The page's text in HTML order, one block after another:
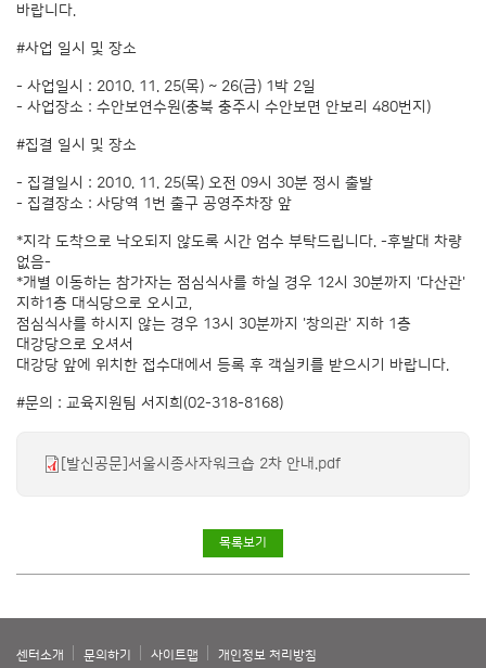
바랍니다.
#사업 일시 및 장소
- 사업일시 : 2010. 11. 25(목) ~ 26(금) 1박 2일
- 사업장소 : 수안보연수원(충북 충주시 수안보면 안보리 480번지)
#집결 일시 및 장소
- 집결일시 : 2010. 11. 25(목) 오전 09시 30분 정시 출발
- 집결장소 : 사당역 1번 출구 공영주차장 앞
*지각 도착으로 낙오되지 않도록 시간 엄수 부탁드립니다. -후발대 차량
없음-
*개별 이동하는 참가자는 점심식사를 하실 경우 12시 30분까지 '다산관'
지하1층 대식당으로 오시고,
점심식사를 하시지 않는 경우 13시 30분까지 '창의관' 지하 1층
대강당으로 오셔서
대강당 앞에 위치한 접수대에서 등록 후 객실키를 받으시기 바랍니다.
#문의 : 교육지원팀 서지희(02-318-8168)
[발신공문]서울시종사자워크숍 2차 안내.pdf
목록보기
센터소개 문의하기 사이트맵 개인정보 처리방침